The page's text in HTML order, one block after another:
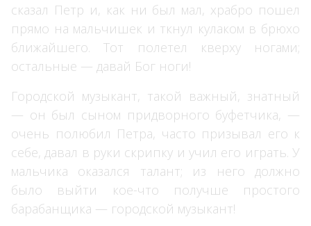
сказал Петр и, как ни был мал, храбро пошел
прямо на мальчишек и ткнул кулаком в брюхо
ближайшего. Тот полетел кверху ногами;
остальные — давай Бог ноги!
Городской музыкант, такой важный, знатный
— он был сыном придворного буфетчика, —
очень полюбил Петра, часто призывал его к
себе, давал в руки скрипку и учил его играть. У
мальчика оказался талант; из него должно
было выйти кое-что получше простого
барабанщика — городской музыкант!